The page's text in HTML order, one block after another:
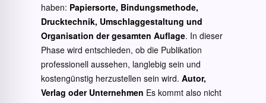
haben: Papiersorte, Bindungsmethode,
Drucktechnik, Umschlaggestaltung und
Organisation der gesamten Auflage. In dieser
Phase wird entschieden, ob die Publikation
professionell aussehen, langlebig sein und
kostengünstig herzustellen sein wird. Autor,
Verlag oder Unternehmen Es kommt also nicht